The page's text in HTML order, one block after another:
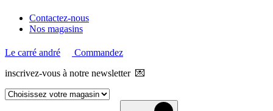
Contactez-nous
Nos magasins
Le carré andré
Commandez
inscrivez-vous à notre newsletter 💌